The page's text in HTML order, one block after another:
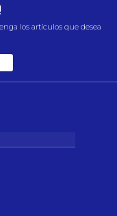
los artículos que desea